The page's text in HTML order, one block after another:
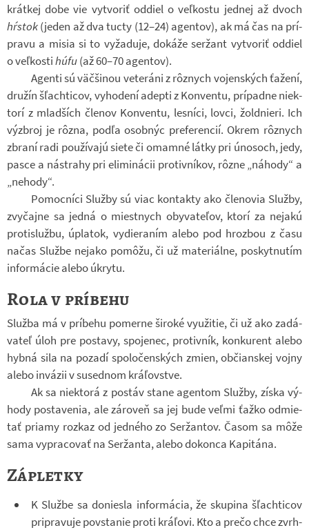
krát­kej dobe vie vy­tvo­riť od­diel o veľkostu jed­nej až dvoch
hŕstok(jeden až dva tucty (12–24) agen­tov), ak má čas na prí­
pravu a misia si to vy­ža­duje, do­káže ser­žant vy­tvo­riť od­diel
o veľkostihúfu(až 60–70 agen­tov).
Agenti sú väčši­nou ve­te­ráni z rôznych vo­jen­ských ťa­žení,
dru­žín šľach­ti­cov, vy­ho­dení adepti z Kon­ventu, prí­padne niek­
torí z mlad­ších čle­nov Kon­ventu, les­níci, lovci, žold­nieri. Ich
vý­zbroj je rôzna, podľa osob­nýc pre­fe­ren­cií. Okrem rôznych
zbraní radi po­u­ží­vajú siete či omamné látky pri úno­soch, jedy,
pasce a ná­strahy pri eli­mi­ná­cii pro­tiv­ní­kov, rôzne „ná­hody“ a
„ne­hody“.
Po­moc­níci Služby sú viac kon­takty ako čle­no­via Služby,
zvy­čajne sa jedná o miest­nych oby­vateľov, ktorí za nejakú
pro­ti­službu, úpla­tok, vy­die­ra­ním alebo pod hroz­bou z času
načas Službe nejako pomôžu, či už ma­te­ri­álne, po­skyt­nu­tím
in­for­má­cie alebo úkrytu.
Rola v príbehu
Služba má v prí­behu po­merne ši­roké vy­u­ži­tie, či už ako za­dá­
vateľ úloh pre po­stavy, spo­je­nec, pro­tiv­ník, kon­ku­rent alebo
hybná sila na po­zadí spo­lo­čen­ských zmien, ob­či­an­skej vojny
alebo in­vá­zii v sused­nom kráľov­stve.
Ak sa niek­torá z po­stáv stane agen­tom Služby, získa vý­
hody po­sta­ve­nia, ale zá­ro­veň sa jej bude veľmi ťažko od­mi­e­
tať pri­amy roz­kaz od jed­ného zo Ser­žan­tov. Časom sa môže
sama vy­pra­co­vať na Ser­žanta, alebo do­konca Ka­pi­tána.
Zápletky
K Službe sa do­niesla in­for­má­cia, že sku­pina šľach­ti­cov
pri­pra­vuje po­vsta­nie proti kráľovi. Kto a prečo chce zvrh­